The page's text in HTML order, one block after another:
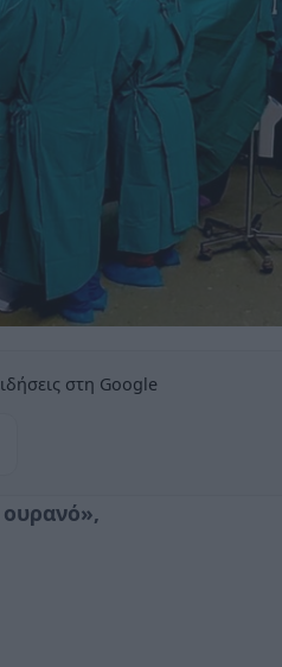
στη Google
ουρανό»,